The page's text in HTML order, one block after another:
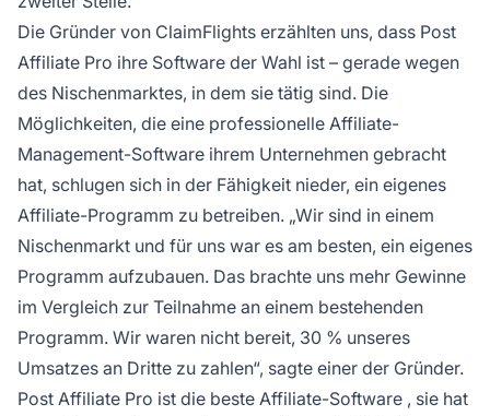
Die Gründer von ClaimFlights erzählten uns, dass Post
Affiliate Pro ihre Software der Wahl ist – gerade wegen
des Nischenmarktes, in dem sie tätig sind. Die
Möglichkeiten, die eine professionelle Affiliate-
Management-Software ihrem Unternehmen gebracht
hat, schlugen sich in der Fähigkeit nieder, ein eigenes
Affiliate-Programm zu betreiben. „Wir sind in einem
Nischenmarkt und für uns war es am besten, ein eigenes
Programm aufzubauen. Das brachte uns mehr Gewinne
im Vergleich zur Teilnahme an einem bestehenden
Programm. Wir waren nicht bereit, 30 % unseres
Umsatzes an Dritte zu zahlen“, sagte einer der Gründer.
Post Affiliate Pro ist die beste Affiliate-Software , sie hat